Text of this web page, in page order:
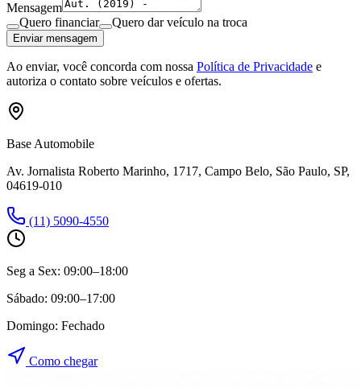
Mensagem
Quero financiar
Quero dar veículo na troca
Enviar mensagem
Ao enviar, você concorda com nossa Política de Privacidade e
autoriza o contato sobre veículos e ofertas.
Base Automobile
Av. Jornalista Roberto Marinho, 1717, Campo Belo, São Paulo, SP,
04619-010
(11) 5090-4550
Seg a Sex: 09:00–18:00
Sábado: 09:00–17:00
Domingo: Fechado
Como chegar